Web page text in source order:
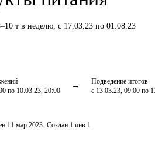
–10 т в неделю, с 17.03.23 по 01.08.23
по 10.03.23, 20:00
Подведение итогов
с 13.03.23, 09:00 по
11 мар 2023. Создан 1 янв 1